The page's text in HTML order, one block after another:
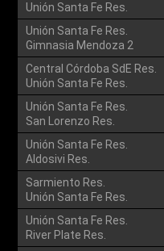
Unión Santa Fe Res.
Unión Santa Fe Res.
Gimnasia Mendoza 2
Central Córdoba SdE Res.
Unión Santa Fe Res.
Unión Santa Fe Res.
San Lorenzo Res.
Unión Santa Fe Res.
Aldosivi Res.
Sarmiento Res.
Unión Santa Fe Res.
Unión Santa Fe Res.
River Plate Res.